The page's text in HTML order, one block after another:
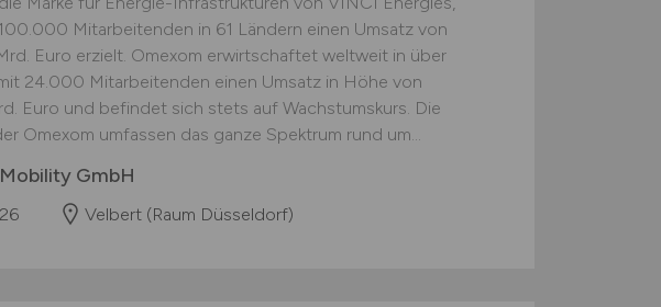
Mitarbeitenden in 61 Ländern einen Umsatz von
Euro erzielt. Omexom erwirtschaftet weltweit in über
24.000 Mitarbeitenden einen Umsatz in Höhe von
Euro und befindet sich stets auf Wachstumskurs. Die
Omexom umfassen das ganze Spektrum rund um...
GmbH
Velbert (Raum Düsseldorf)